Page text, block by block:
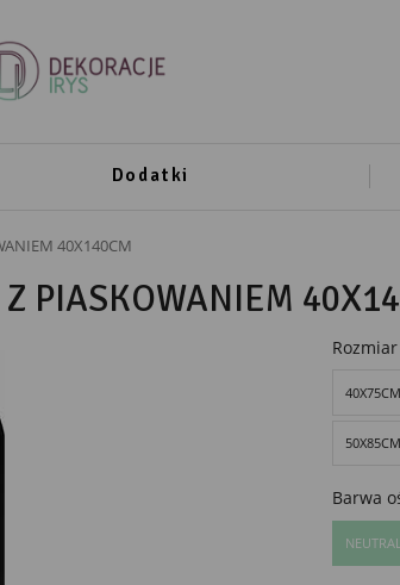
Dodatki
40X140CM
PIASKOWANIEM
Rozmiar
40X75CM
50X85CM
Barwa